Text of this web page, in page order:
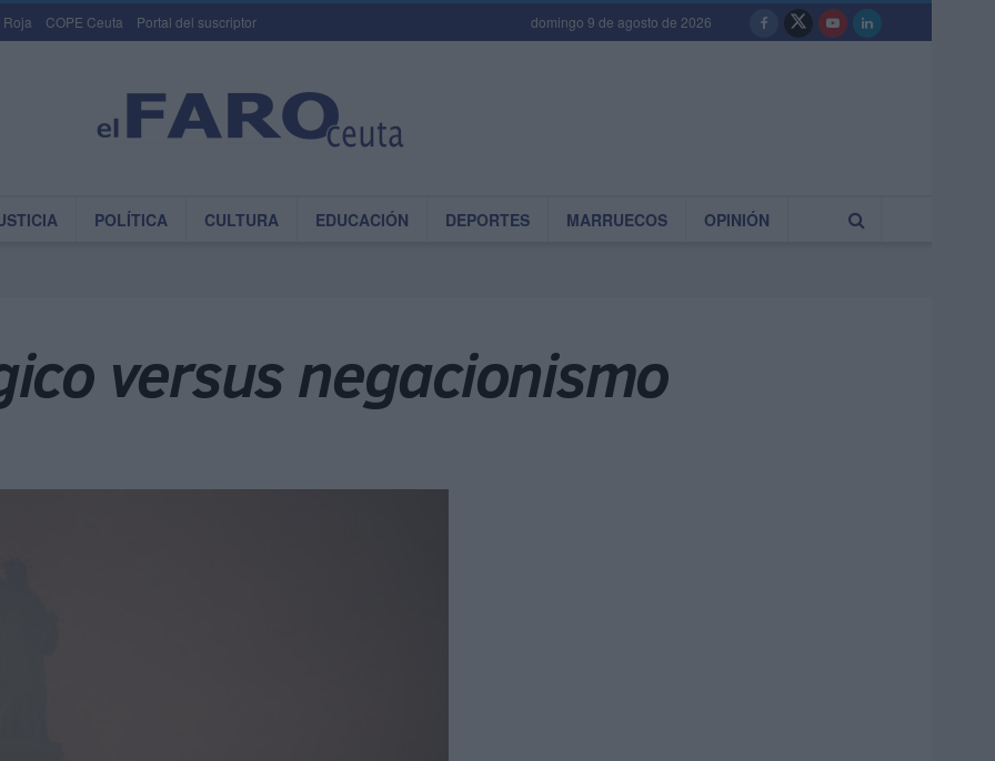
Roja COPE Ceuta Portal del suscriptor domingo 9 de agosto de 2026
POLÍTICA CULTURA EDUCACIÓN DEPORTES MARRUECOS OPINIÓN
versus negacionismo